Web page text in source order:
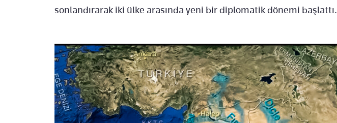
sonlandırarak iki ülke arasında yeni bir diplomatik dönemi başlattı.